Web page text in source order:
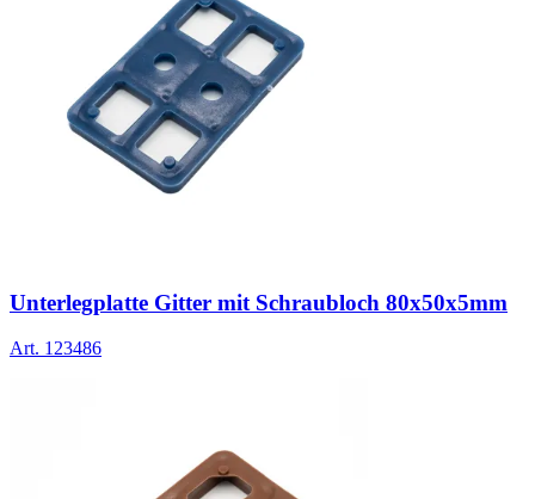
Unterlegplatte Gitter mit Schraubloch 80x50x5mm
Art. 123486